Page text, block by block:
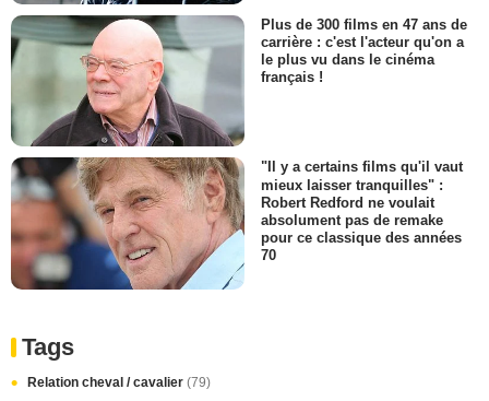
Plus de 300 films en 47 ans de
carrière : c'est l'acteur qu'on a
le plus vu dans le cinéma
français !
"Il y a certains films qu'il vaut
mieux laisser tranquilles" :
Robert Redford ne voulait
absolument pas de remake
pour ce classique des années
70
Tags
Relation cheval / cavalier (79)